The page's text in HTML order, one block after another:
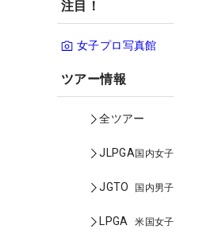
注目！
女子プロ写真館
ツアー情報
全ツアー
JLPGA国内女子
JGTO 国内男子
LPGA 米国女子